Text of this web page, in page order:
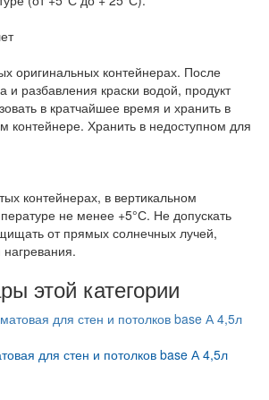
оригинальных контейнерах. После
и разбавления краски водой, продукт
в кратчайшее время и хранить в
контейнере. Хранить в недоступном для
контейнерах, в вертикальном
не менее +5°С. Не допускать
от прямых солнечных лучей,
нагревания.
этой категории
для стен и потолков base А 4,5л